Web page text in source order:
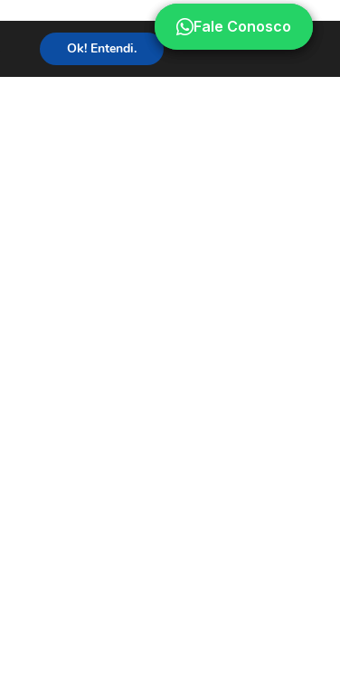
Fale Conosco
Fale Conosco
Ok! Entendi.